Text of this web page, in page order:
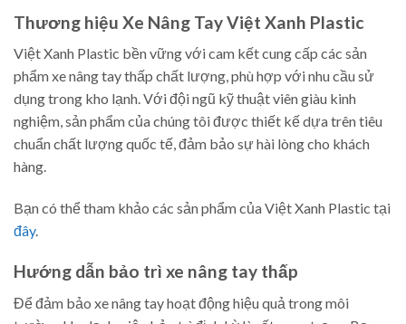
Thương hiệu Xe Nâng Tay Việt Xanh Plastic
Việt Xanh Plastic bền vững với cam kết cung cấp các sản
phẩm xe nâng tay thấp chất lượng, phù hợp với nhu cầu sử
dụng trong kho lạnh. Với đội ngũ kỹ thuật viên giàu kinh
nghiệm, sản phẩm của chúng tôi được thiết kế dựa trên tiêu
chuẩn chất lượng quốc tế, đảm bảo sự hài lòng cho khách
hàng.
Bạn có thể tham khảo các sản phẩm của Việt Xanh Plastic tại
đây.
Hướng dẫn bảo trì xe nâng tay thấp
Để đảm bảo xe nâng tay hoạt động hiệu quả trong môi